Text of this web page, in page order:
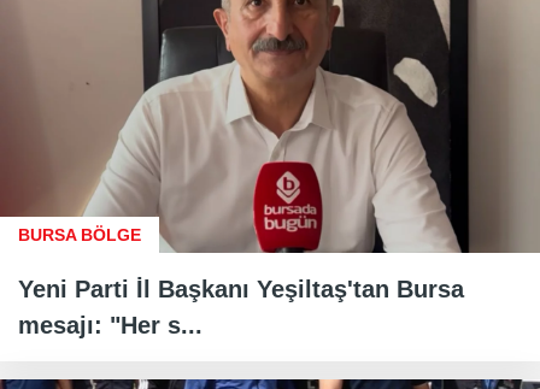
BURSA BÖLGE
Yeni Parti İl Başkanı Yeşiltaş'tan Bursa
mesajı: "Her s...